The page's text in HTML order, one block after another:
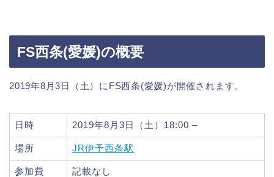
FS西条(愛媛)の概要
2019年8月3日（土）にFS西条(愛媛)が開催されます。
日時 2019年8月3日（土）18:00 –
場所 JR伊予西条駅
参加費 記載なし